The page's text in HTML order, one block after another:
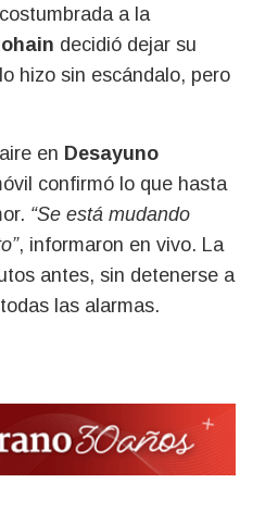
a la
decidió dejar su
hizo sin escándalo, pero
en Desayuno
confirmó lo que hasta
“Se está mudando
, informaron en vivo. La
antes, sin detenerse a
las alarmas.